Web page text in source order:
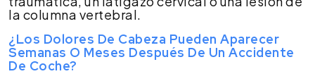
la columna vertebral.
¿Los Dolores De Cabeza Pueden Aparecer
Semanas O Meses Después De Un Accidente
De Coche?